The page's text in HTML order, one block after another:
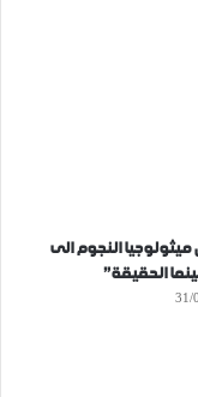
ميثولوجيا النجوم الى
الحقيقة”
31/